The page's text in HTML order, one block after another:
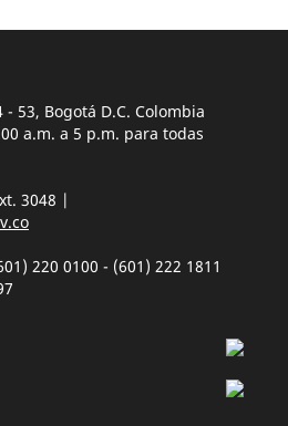
- 53, Bogotá D.C. Colombia
a.m. a 5 p.m. para todas
3048 |
220 0100 - (601) 222 1811